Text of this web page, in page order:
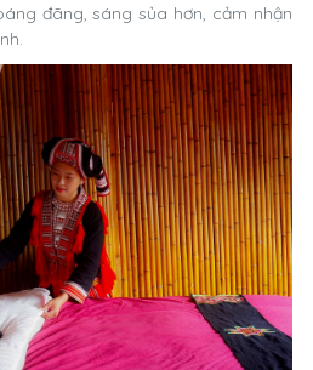
đãng, sáng sủa hơn, cảm nhận